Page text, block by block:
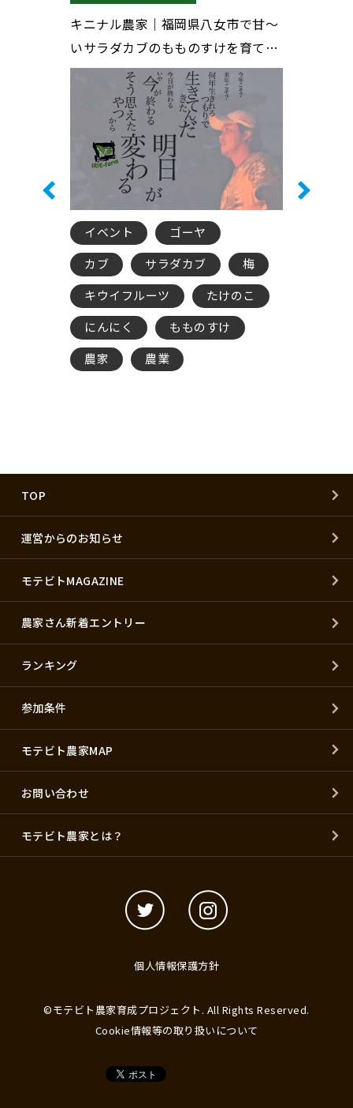
キニナル農家｜福岡県八女市で甘～
いサラダカブのもものすけを育てて
いる農家さんをご紹介♪
イベント
ゴーヤ
カブ
サラダカブ
梅
キウイフルーツ
たけのこ
にんにく
もものすけ
農家
農業
TOP
運営からのお知らせ
モテビトMAGAZINE
農家さん新着エントリー
ランキング
参加条件
モテビト農家MAP
お問い合わせ
モテビト農家とは？
個人情報保護方針
©モテビト農家育成プロジェクト. All Rights Reserved.
Cookie情報等の取り扱いについて